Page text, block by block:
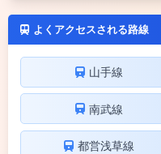
よくアクセスされる路線
山手線
南武線
都営浅草線